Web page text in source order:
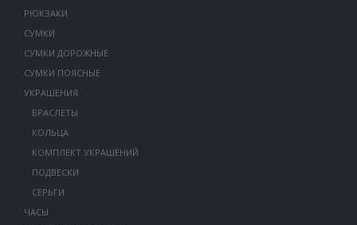
РЮКЗАКИ
СУМКИ
СУМКИ ДОРОЖНЫЕ
СУМКИ ПОЯСНЫЕ
УКРАШЕНИЯ
БРАСЛЕТЫ
КОЛЬЦА
КОМПЛЕКТ УКРАШЕНИЙ
ПОДВЕСКИ
СЕРЬГИ
ЧАСЫ